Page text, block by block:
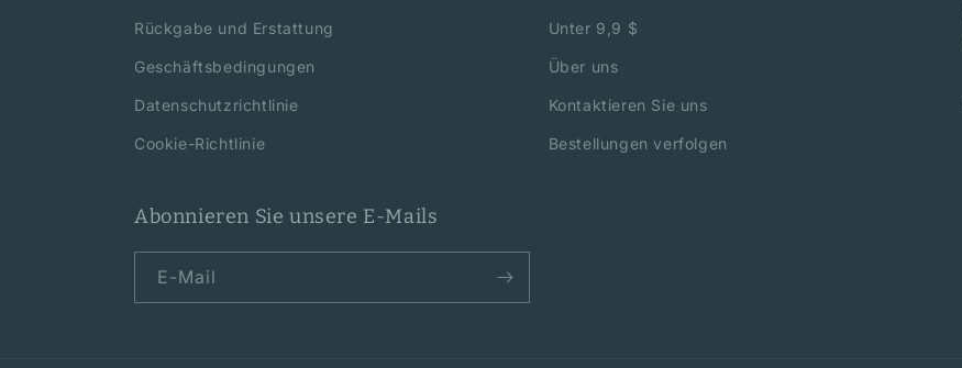
Rückgabe und Erstattung
Geschäftsbedingungen
Datenschutzrichtlinie
Cookie-Richtlinie
Unter 9,9 $
Über uns
Kontaktieren Sie uns
Bestellungen verfolgen
Abonnieren Sie unsere E-Mails
E-Mail